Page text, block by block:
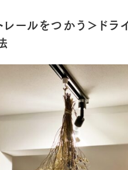
レールをつかう＞ドラ